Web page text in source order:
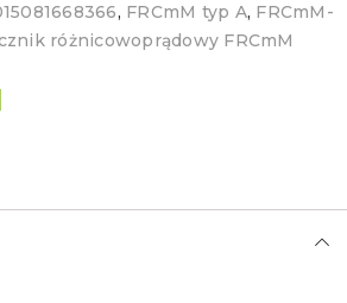
, FRCmM typ A, FRCmM-
różnicowoprądowy FRCmM